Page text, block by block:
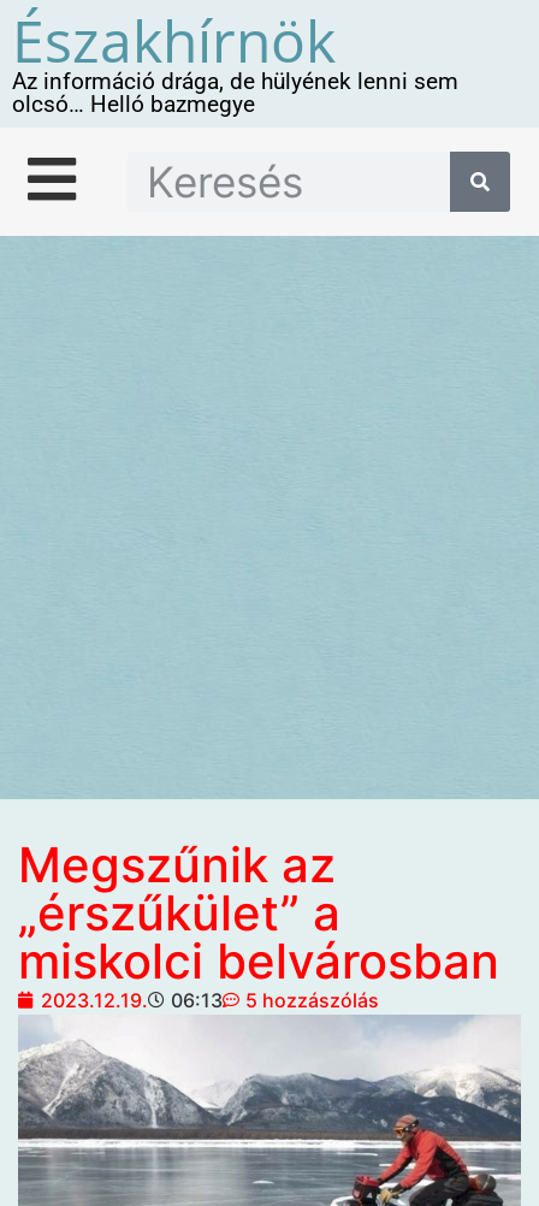
Északhírnök
Az információ drága, de hülyének lenni sem
olcsó… Helló bazmegye
Megszűnik az
„érszűkület” a
miskolci belvárosban
2023.12.19. 06:13 5 hozzászólás